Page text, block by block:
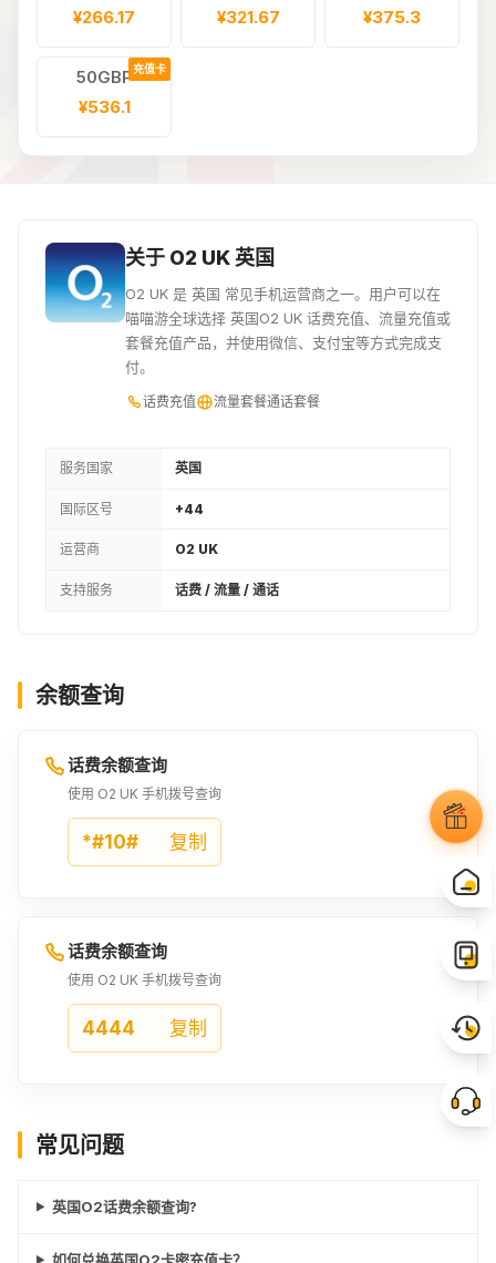
¥266.17
¥321.67
¥375.3
充值卡
50GBP
¥536.1
关于 O2 UK 英国
O2 UK 是 英国 常见手机运营商之一。用户可以在
喵喵游全球选择 英国O2 UK 话费充值、流量充值或
套餐充值产品，并使用微信、支付宝等方式完成支
付。
话费充值 流量套餐通话套餐
服务国家 英国
国际区号 +44
运营商 O2 UK
支持服务 话费 / 流量 / 通话
余额查询
话费余额查询
使用 O2 UK 手机拨号查询
*#10# 复制
话费余额查询
使用 O2 UK 手机拨号查询
4444 复制
常见问题
英国O2话费余额查询?
如何兑换英国O2卡密充值卡？